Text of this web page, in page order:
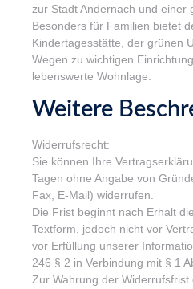
zur Stadt Andernach und einer
Besonders für Familien bietet
Kindertagesstätte, der grünen
Wegen zu wichtigen
lebenswerte Wohnlage.
Weitere
Widerrufsrecht:
Sie können Ihre
Tagen ohne Angabe von
Fax, E-Mail) widerrufen.
Die Frist beginnt nach Erhalt
Textform, jedoch nicht vor
vor Erfüllung unserer
246 § 2 in Verbindung mit § 1
Zur Wahrung der